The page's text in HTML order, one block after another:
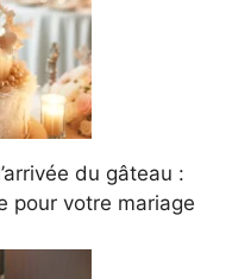
du gâteau :
pour votre mariage